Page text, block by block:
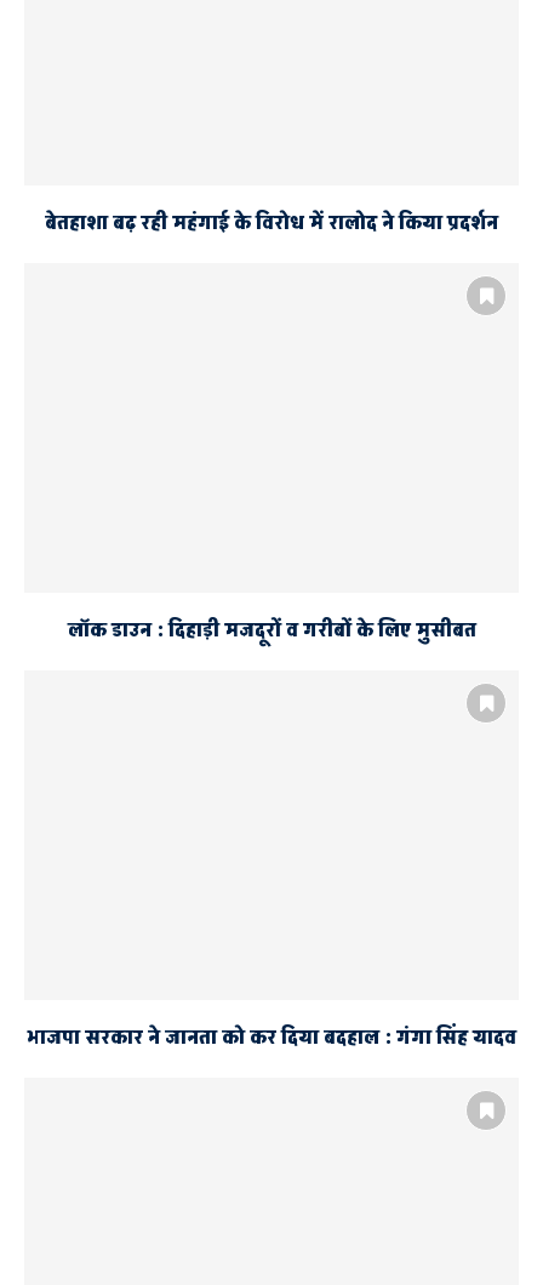
बेतहाशा बढ़ रही महंगाई के विरोध में रालोद ने किया प्रदर्शन
लॉक डाउन : दिहाड़ी मजदूरों व गरीबों के लिए मुसीबत
भाजपा सरकार ने जानता को कर दिया बदहाल : गंगा सिंह यादव